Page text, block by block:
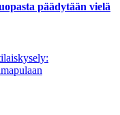
päädytään vielä